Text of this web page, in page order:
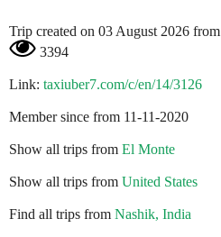
Trip created on 03 August 2026 from
3394
Link: taxiuber7.com/c/en/14/3126
Member since from 11-11-2020
Show all trips from El Monte
Show all trips from United States
Find all trips from Nashik, India